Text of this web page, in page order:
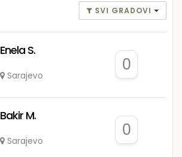
SVI GRADOVI
Enela S.
Sarajevo
0
Bakir M.
Sarajevo
0